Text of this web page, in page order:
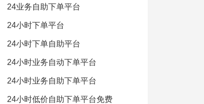
24业务自助下单平台
24小时下单平台
24小时下单自助平台
24小时业务自动下单平台
24小时业务自助下单平台
24小时低价自助下单平台免费